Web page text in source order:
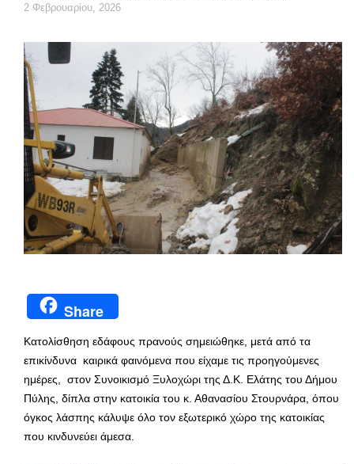
2 Φεβρουαρίου, 2026
Share
Κατολίσθηση εδάφους πρανούς σημειώθηκε, μετά από τα
επικίνδυνα καιρικά φαινόμενα που είχαμε τις προηγούμενες
ημέρες, στον Συνοικισμό Ξυλοχώρι της Δ.Κ. Ελάτης του Δήμου
Πύλης, δίπλα στην κατοικία του κ. Αθανασίου Στουρνάρα, όπου
όγκος λάσπης κάλυψε όλο τον εξωτερικό χώρο της κατοικίας
που κινδυνεύει άμεσα.